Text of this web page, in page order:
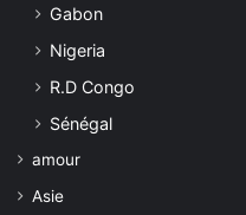
Gabon
Nigeria
R.D Congo
Sénégal
amour
Asie